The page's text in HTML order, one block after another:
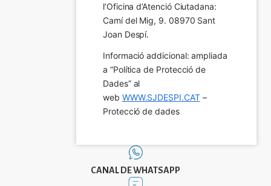
l’Oficina d’Atenció Ciutadana:
Camí del Mig, 9. 08970 Sant
Joan Despí.
Informació addicional: ampliada
a “Política de Protecció de
Dades” al
web WWW.SJDESPI.CAT –
Protecció de dades
CANAL DE WHATSAPP